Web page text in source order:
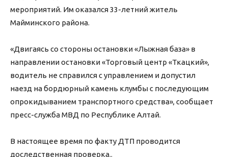
мероприятий. Им оказался 33-летний житель
Майминского района.
«Двигаясь со стороны остановки «Лыжная база» в
направлении остановки «Торговый центр «Ткацкий»,
водитель не справился с управлением и допустил
наезд на бордюрный камень клумбы с последующим
опрокидыванием транспортного средства», сообщает
пресс-служба МВД по Республике Алтай.
В настоящее время по факту ДТП проводится
доследственная проверка..